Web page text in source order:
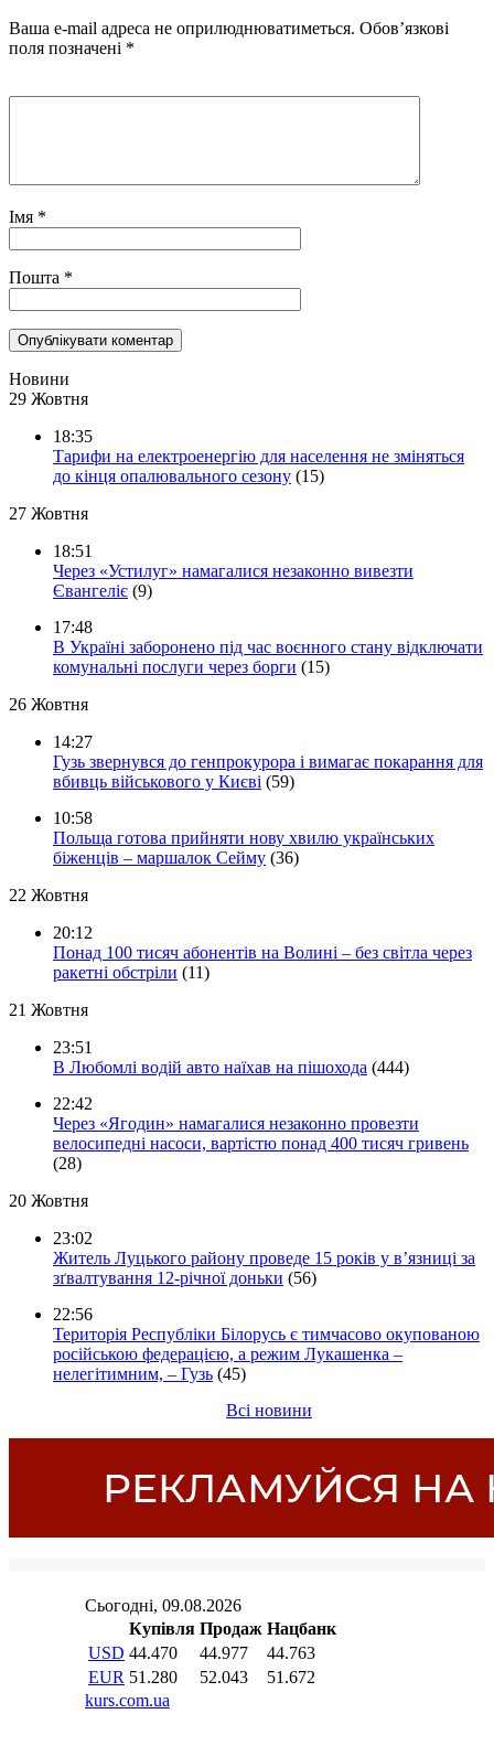
Ваша e-mail адреса не оприлюднюватиметься. Обов’язкові
поля позначені *
Імя *
Пошта *
Новини
29 Жовтня
18:35
Тарифи на електроенергію для населення не зміняться
до кінця опалювального сезону (15)
27 Жовтня
18:51
Через «Устилуг» намагалися незаконно вивезти
Євангеліє (9)
17:48
В Україні заборонено під час воєнного стану відключати
комунальні послуги через борги (15)
26 Жовтня
14:27
Гузь звернувся до генпрокурора і вимагає покарання для
вбивць військового у Києві (59)
10:58
Польща готова прийняти нову хвилю українських
біженців – маршалок Сейму (36)
22 Жовтня
20:12
Понад 100 тисяч абонентів на Волині – без світла через
ракетні обстріли (11)
21 Жовтня
23:51
В Любомлі водій авто наїхав на пішохода (444)
22:42
Через «Ягодин» намагалися незаконно провезти
велосипедні насоси, вартістю понад 400 тисяч гривень
(28)
20 Жовтня
23:02
Житель Луцького району проведе 15 років у в’язниці за
зґвалтування 12-річної доньки (56)
22:56
Територія Республіки Білорусь є тимчасово окупованою
російською федерацією, а режим Лукашенка –
нелегітимним, – Гузь (45)
Всі новини